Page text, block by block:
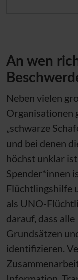
An wen
Neben vielen
Organisationen
„schwarze
und bei denen
höchst unklar
Spender*innen
Flüchtlingshilfe
als UNO-
darauf, dass
Grundsätzen
identifizieren.